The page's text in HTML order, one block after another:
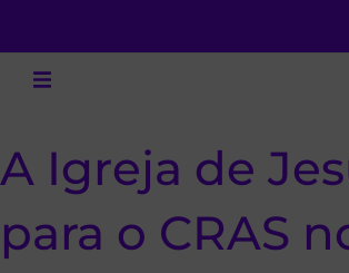
A Igreja de
para o CRAS